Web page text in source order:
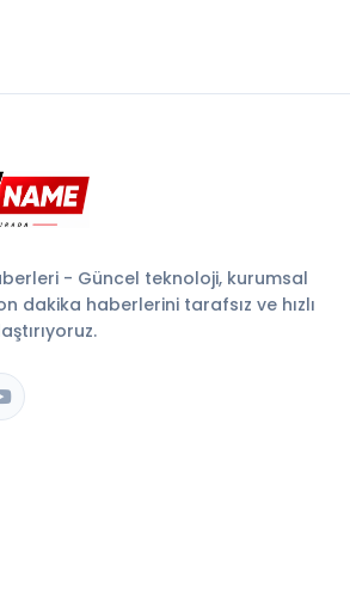
- Güncel teknoloji, kurumsal
dakika haberlerini tarafsız ve hızlı